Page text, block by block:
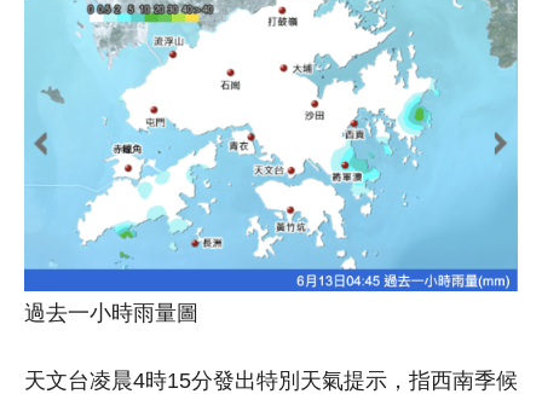
過去一小時雨量圖
天文台凌晨4時15分發出特別天氣提示，指西南季候